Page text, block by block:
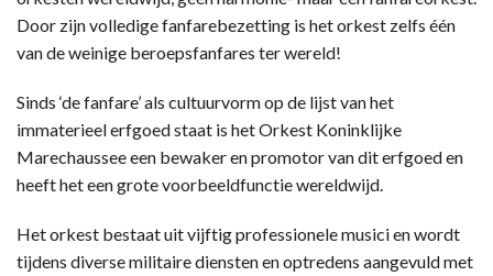
Door zijn volledige fanfarebezetting is het orkest zelfs één
van de weinige beroepsfanfares ter wereld!
Sinds ‘de fanfare’ als cultuurvorm op de lijst van het
immaterieel erfgoed staat is het Orkest Koninklijke
Marechaussee een bewaker en promotor van dit erfgoed en
heeft het een grote voorbeeldfunctie wereldwijd.
Het orkest bestaat uit vijftig professionele musici en wordt
tijdens diverse militaire diensten en optredens aangevuld met